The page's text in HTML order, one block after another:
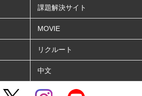
課題解決サイト
MOVIE
リクルート
中文